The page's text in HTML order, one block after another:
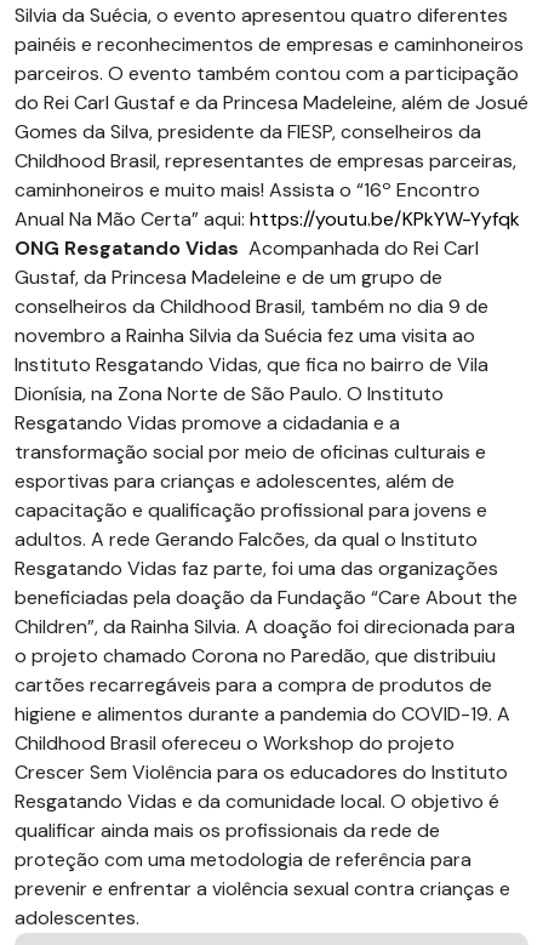
Silvia da Suécia, o evento apresentou quatro diferentes
painéis e reconhecimentos de empresas e caminhoneiros
parceiros. O evento também contou com a participação
do Rei Carl Gustaf e da Princesa Madeleine, além de Josué
Gomes da Silva, presidente da FIESP, conselheiros da
Childhood Brasil, representantes de empresas parceiras,
caminhoneiros e muito mais! Assista o “16º Encontro
Anual Na Mão Certa” aqui: https://youtu.be/KPkYW-Yyfqk
ONG Resgatando Vidas Acompanhada do Rei Carl
Gustaf, da Princesa Madeleine e de um grupo de
conselheiros da Childhood Brasil, também no dia 9 de
novembro a Rainha Silvia da Suécia fez uma visita ao
Instituto Resgatando Vidas, que fica no bairro de Vila
Dionísia, na Zona Norte de São Paulo. O Instituto
Resgatando Vidas promove a cidadania e a
transformação social por meio de oficinas culturais e
esportivas para crianças e adolescentes, além de
capacitação e qualificação profissional para jovens e
adultos. A rede Gerando Falcões, da qual o Instituto
Resgatando Vidas faz parte, foi uma das organizações
beneficiadas pela doação da Fundação “Care About the
Children”, da Rainha Silvia. A doação foi direcionada para
o projeto chamado Corona no Paredão, que distribuiu
cartões recarregáveis para a compra de produtos de
higiene e alimentos durante a pandemia do COVID-19. A
Childhood Brasil ofereceu o Workshop do projeto
Crescer Sem Violência para os educadores do Instituto
Resgatando Vidas e da comunidade local. O objetivo é
qualificar ainda mais os profissionais da rede de
proteção com uma metodologia de referência para
prevenir e enfrentar a violência sexual contra crianças e
adolescentes.